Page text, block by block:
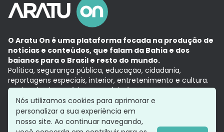
O Aratu On é uma plataforma focada na produção de
notícias e conteúdos, que falam da Bahia e dos
baianos para o Brasil e resto do mundo.
Política, segurança pública, educação, cidadania,
reportagens especiais, interior, entretenimento e cultura.
Aqui, tudo vira notícia e a notícia é no tempo presente,
com a credibilidade do Grupo Aratu.
Grupo Aratu
Política de privacidade
Nós utilizamos cookies para aprimorar e
personalizar a sua experiência em
nosso site. Ao continuar navegando,